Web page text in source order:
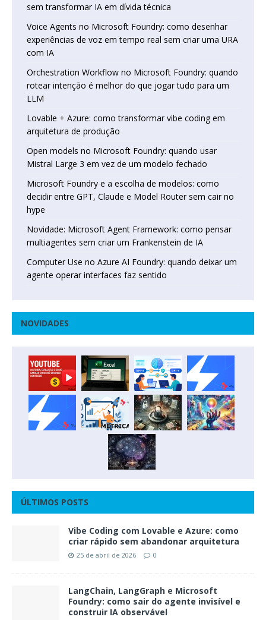
sem transformar IA em dívida técnica
Voice Agents no Microsoft Foundry: como desenhar
experiências de voz em tempo real sem criar uma URA
com IA
Orchestration Workflow no Microsoft Foundry: quando
rotear intenção é melhor do que jogar tudo para um
LLM
Lovable + Azure: como transformar vibe coding em
arquitetura de produção
Open models no Microsoft Foundry: quando usar
Mistral Large 3 em vez de um modelo fechado
Microsoft Foundry e a escolha de modelos: como
decidir entre GPT, Claude e Model Router sem cair no
hype
Novidade: Microsoft Agent Framework: como pensar
multiagentes sem criar um Frankenstein de IA
Computer Use no Azure AI Foundry: quando deixar um
agente operar interfaces faz sentido
NOVIDADES
ÚLTIMOS POSTS
Vibe Coding com Lovable e Azure: como
criar rápido sem abandonar arquitetura
25 de abril de 2026 0
LangChain, LangGraph e Microsoft
Foundry: como sair do agente invisível e
construir IA observável